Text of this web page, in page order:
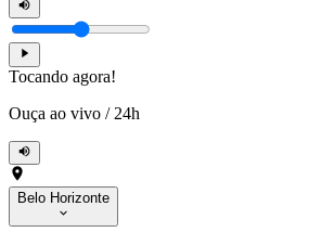
Tocando agora!
Ouça ao vivo / 24h
Belo Horizonte